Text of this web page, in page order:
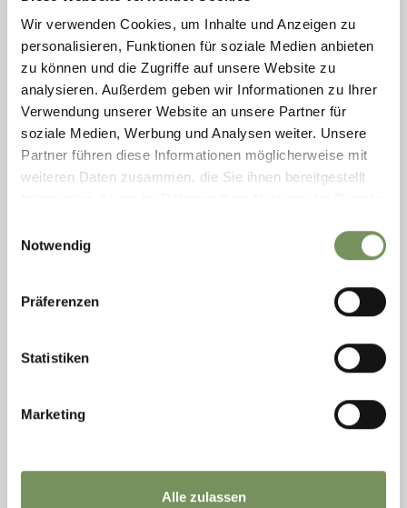
Wir verwenden Cookies, um Inhalte und Anzeigen zu
personalisieren, Funktionen für soziale Medien anbieten
zu können und die Zugriffe auf unsere Website zu
analysieren. Außerdem geben wir Informationen zu Ihrer
Verwendung unserer Website an unsere Partner für
soziale Medien, Werbung und Analysen weiter. Unsere
Partner führen diese Informationen möglicherweise mit
weiteren Daten zusammen, die Sie ihnen bereitgestellt
Notwendig
Präferenzen
Statistiken
Marketing
Alle zulassen
IPPODROMO MERANO
L’Ippodromo di Merano, noto anche come Ippodromo di Maia, è uno dei
Bassa di Merano, ...
www.ippodromomerano.it